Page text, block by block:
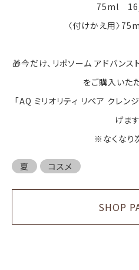
75ml
〈付けかえ用〉
🎁今だけ、リポソーム アドバンス
をご購入いた
「AQ ミリオリティ リペア クレ
げま
※なくなり
夏 コスメ
SHOP